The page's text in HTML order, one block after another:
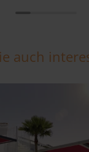
auch